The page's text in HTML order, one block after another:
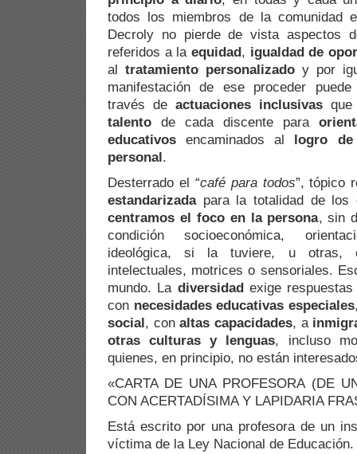
todos los miembros de la comunidad
Decroly no pierde de vista aspectos
referidos a la equidad, igualdad de
al tratamiento personalizado y por
manifestación de ese proceder
través de actuaciones inclusivasque
talento de cada discente para
educativos encaminados al logro
personal.
Desterrado el “café para todos”, tópico
estandarizadapara la totalidad de los
centramos el foco en la persona, sin
condición socioeconómica,
ideológica, si la tuviere, u otras,
intelectuales, motrices o sensoriales.
mundo. La diversidadexige respuestas
con necesidades educativas especiales
social, conaltas capacidades, a
otras culturas y lenguas, incluso
quienes, en principio, no están
«CARTA DE UNA PROFESORA (DE
CON ACERTADÍSIMA Y LAPIDARIA
Está escrito por una profesora de un
víctima de la Ley Nacional de Educación.